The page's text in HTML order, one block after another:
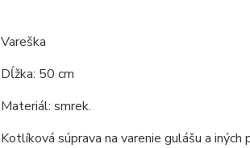
Vareška
Dĺžka: 50 cm
Materiál: smrek.
Kotlíková súprava na varenie gulášu a